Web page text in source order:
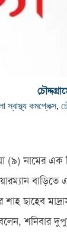
স্বাস্থ্য কমপ্লেক্স,
(৯) নামের
বাড়িতে
শনিবার